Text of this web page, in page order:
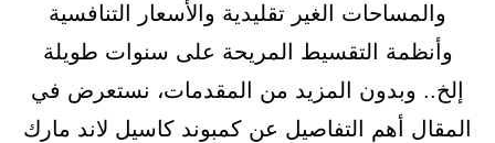
والمساحات الغير تقليدية والأسعار التنافسية
وأنظمة التقسيط المريحة على سنوات طويلة
إلخ.. وبدون المزيد من المقدمات، نستعرض في
المقال أهم التفاصيل عن كمبوند كاسيل لاند مارك